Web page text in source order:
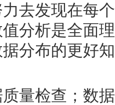
去发现在每
分析是全面
分布的更好
量检查；数